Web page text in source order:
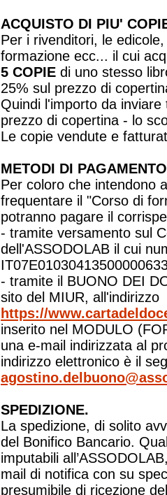
ACQUISTO DI PIU'
Per i rivenditori, le
formazione ecc... il cui
5 COPIE di uno stesso
25% sul prezzo di
Quindi l'importo da
prezzo di copertina - lo
Le copie vendute e
METODI DI
Per coloro che intendono
frequentare il "Corso di
potranno pagare il
- tramite versamento sul
dell'ASSODOLAB il cui
- tramite il BUONO DEI
sito del MIUR, all'indirizzo
https://
inserito nel MODULO
una e-mail indirizzata al
indirizzo elettronico è il
SPEDIZIONE.
La spedizione, di solito
del Bonifico Bancario.
imputabili
mail di notifica con su
presumibile di ricezione